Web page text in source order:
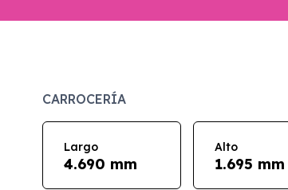
CARROCERÍA
Largo
4.690 mm
Alto
1.695 mm